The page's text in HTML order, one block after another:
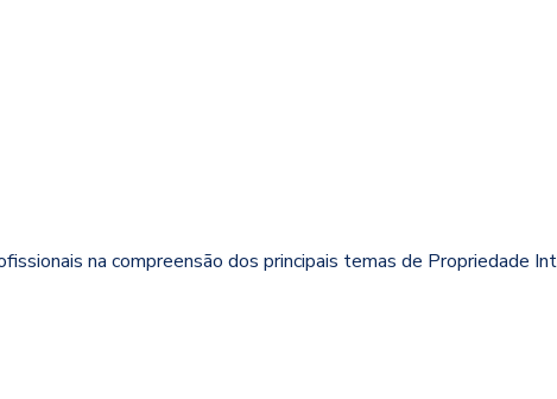
na compreensão dos principais temas de Propriedade